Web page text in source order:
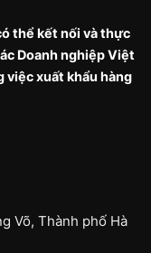
thể kết nối và thực
Doanh nghiệp Việt
việc xuất khẩu hàng
Võ, Thành phố Hà